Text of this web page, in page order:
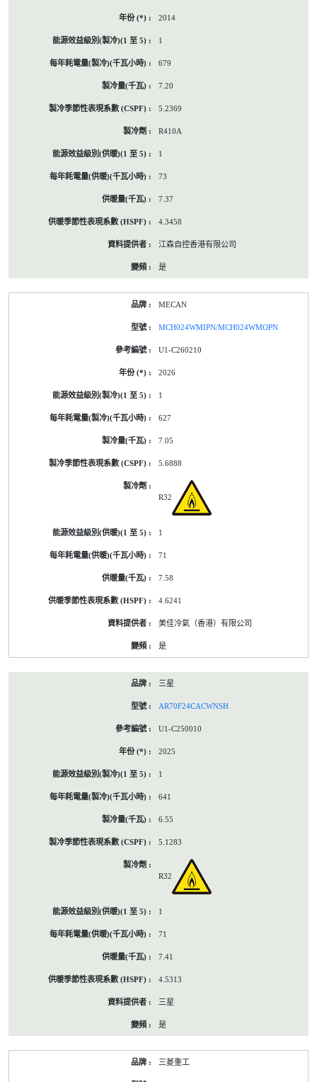
2014
1
679
7.20
5.2369
R410A
1
73
7.37
4.3458
江森自控香港有限公司
是
MECAN
MCH024WMIPN/MCH024WMOPN
U1-C260210
2026
1
627
7.05
5.6888
R32
1
71
7.58
4.6241
美佳冷氣（香港）有限公司
是
三星
AR70F24CACWNSH
U1-C250010
2025
1
641
6.55
5.1283
R32
1
71
7.41
4.5313
三星
是
三菱重工